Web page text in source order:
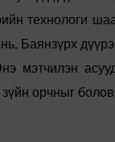
технологи
нь, Баянзүрх
мэтчилэн
зүйн орчныг